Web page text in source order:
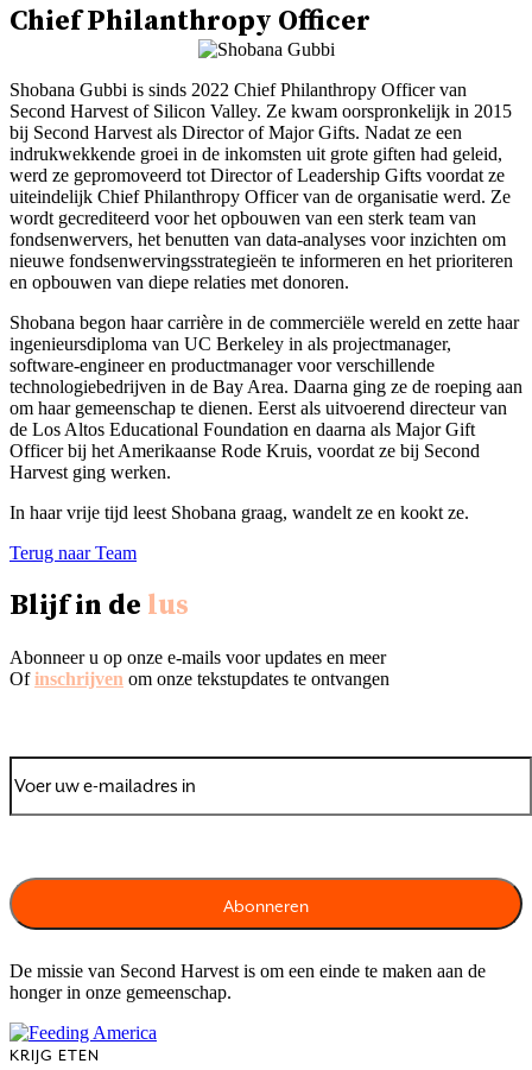
Chief Philanthropy Officer
Shobana Gubbi is sinds 2022 Chief Philanthropy Officer van
Second Harvest of Silicon Valley. Ze kwam oorspronkelijk in 2015
bij Second Harvest als Director of Major Gifts. Nadat ze een
indrukwekkende groei in de inkomsten uit grote giften had geleid,
werd ze gepromoveerd tot Director of Leadership Gifts voordat ze
uiteindelijk Chief Philanthropy Officer van de organisatie werd. Ze
wordt gecrediteerd voor het opbouwen van een sterk team van
fondsenwervers, het benutten van data-analyses voor inzichten om
nieuwe fondsenwervingsstrategieën te informeren en het prioriteren
en opbouwen van diepe relaties met donoren.
Shobana begon haar carrière in de commerciële wereld en zette haar
ingenieursdiploma van UC Berkeley in als projectmanager,
software-engineer en productmanager voor verschillende
technologiebedrijven in de Bay Area. Daarna ging ze de roeping aan
om haar gemeenschap te dienen. Eerst als uitvoerend directeur van
de Los Altos Educational Foundation en daarna als Major Gift
Officer bij het Amerikaanse Rode Kruis, voordat ze bij Second
Harvest ging werken.
In haar vrije tijd leest Shobana graag, wandelt ze en kookt ze.
Terug naar Team
Blijf in de lus
Abonneer u op onze e-mails voor updates en meer
Ofinschrijven om onze tekstupdates te ontvangen
De missie van Second Harvest is om een einde te maken aan de
honger in onze gemeenschap.
KRIJG ETEN